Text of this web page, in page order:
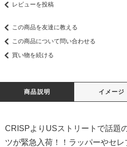
レビューを投稿
この商品を友達に教える
この商品について問い合わせる
買い物を続ける
商品説明 イメージ
CRISPよりUSストリートで話題
ツが緊急入荷！！ラッパーやセ